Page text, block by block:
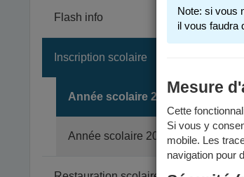
Flash info
Inscription scolaire
Année scolaire 2025-2026
Année scolaire 2026-2027
Note: si vous
il vous faudra
Mesure
Cette
Si vous y
mobile. Les
navigation pour